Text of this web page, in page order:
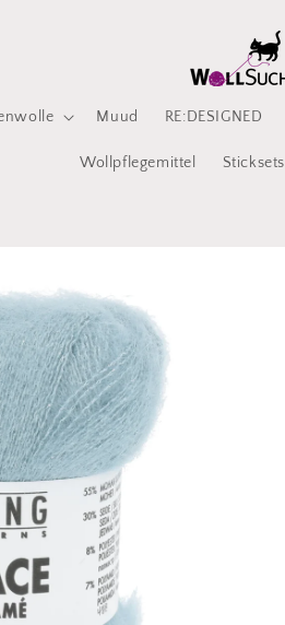
Muud RE:DESIGNED
Wollpflegemittel Sticksets